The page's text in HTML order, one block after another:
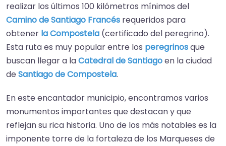
realizar los últimos 100 kilómetros mínimos del
Camino de Santiago Francés requeridos para
obtener la Compostela (certificado del peregrino).
Esta ruta es muy popular entre los peregrinosque
buscan llegar a laCatedral de Santiagoen la ciudad
de Santiago de Compostela.
En este encantador municipio, encontramos varios
monumentos importantes que destacan y que
reflejan su rica historia. Uno de los más notables es la
imponente torre de la fortaleza de los Marqueses de